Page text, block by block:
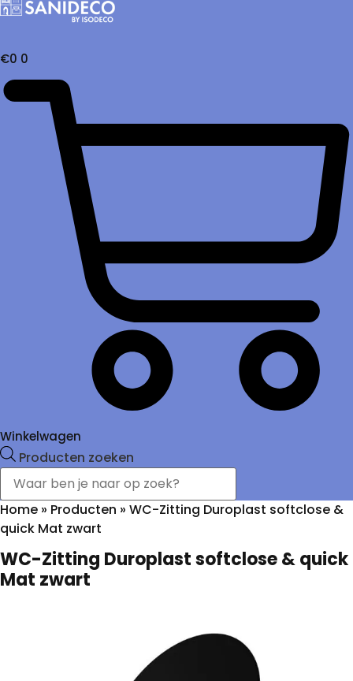
€0 0
Winkelwagen
Producten zoeken
Home » Producten » WC-Zitting Duroplast softclose &
quick Mat zwart
WC-Zitting Duroplast softclose & quick
Mat zwart